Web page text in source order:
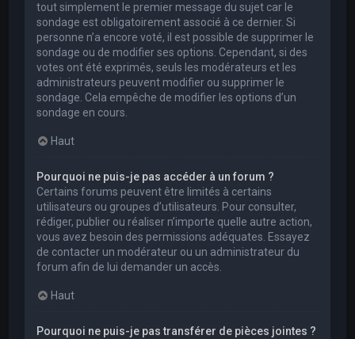
tout simplement le premier message du sujet car le
sondage est obligatoirement associé à ce dernier. Si
personne n’a encore voté, il est possible de supprimer le
sondage ou de modifier ses options. Cependant, si des
votes ont été exprimés, seuls les modérateurs et les
administrateurs peuvent modifier ou supprimer le
sondage. Cela empêche de modifier les options d’un
sondage en cours.
Haut
Pourquoi ne puis-je pas accéder à un forum ?
Certains forums peuvent être limités à certains
utilisateurs ou groupes d’utilisateurs. Pour consulter,
rédiger, publier ou réaliser n’importe quelle autre action,
vous avez besoin des permissions adéquates. Essayez
de contacter un modérateur ou un administrateur du
forum afin de lui demander un accès.
Haut
Pourquoi ne puis-je pas transférer de pièces jointes ?